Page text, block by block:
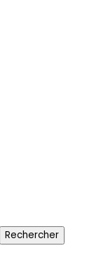
Rechercher